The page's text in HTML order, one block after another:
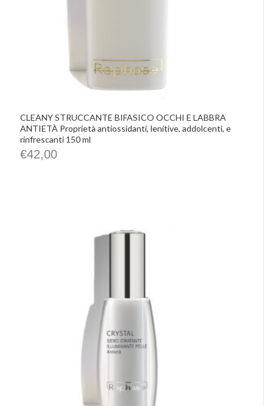
CLEANY STRUCCANTE BIFASICO OCCHI E LABBRA
ANTIETÀ Proprietà antiossidanti, lenitive, addolcenti, e
rinfrescanti 150 ml
€42,00